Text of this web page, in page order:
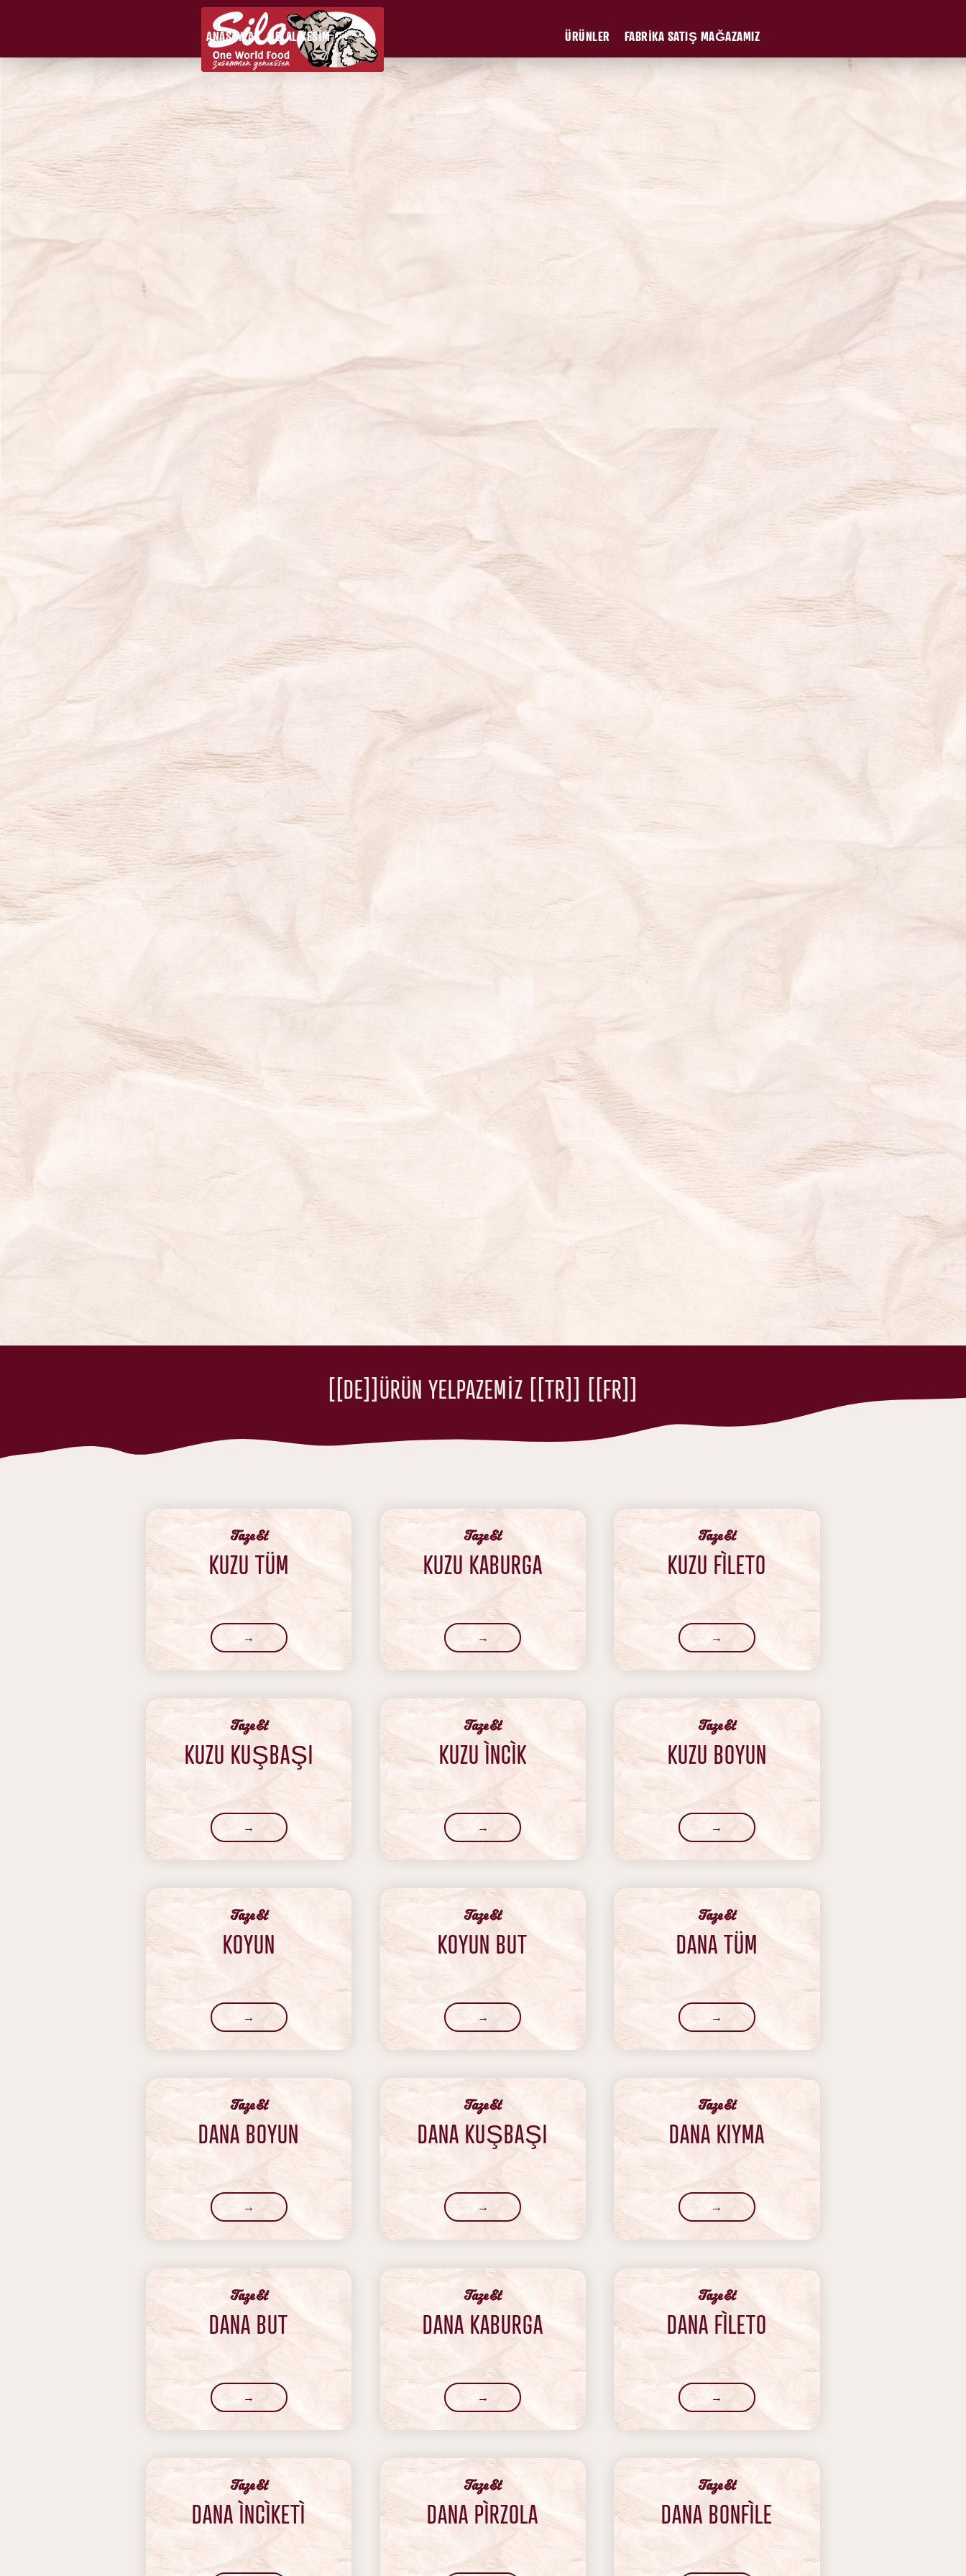
ANASAYFA HELAL KESİM FABRİKA SATIŞ MAĞAZAMIZ
ÜRÜNLER
[[DE]]ÜRÜN YELPAZEMİZ [[TR]] [[FR]]
‍Taze Et
KUZU TÜM
→
‍Taze Et
KUZU KABURGA
→
‍Taze Et
KUZU FÌLETO
→
‍Taze Et
KUZU KUŞBAŞI
→
‍Taze Et
KUZU ÌNCÌK
→
‍Taze Et
KUZU BOYUN
→
‍Taze Et
KOYUN
→
‍Taze Et
KOYUN BUT
→
‍Taze Et
DANA TÜM
→
‍Taze Et
DANA BOYUN
→
‍Taze Et
DANA KUŞBAŞI
→
‍Taze Et
DANA KIYMA
→
‍Taze Et
DANA BUT
→
‍Taze Et
DANA KABURGA
→
‍Taze Et
DANA FÌLETO
→
‍Taze Et
DANA ÌNCÌKETÌ
‍Taze Et
DANA PÌRZOLA
‍Taze Et
DANA BONFÌLE